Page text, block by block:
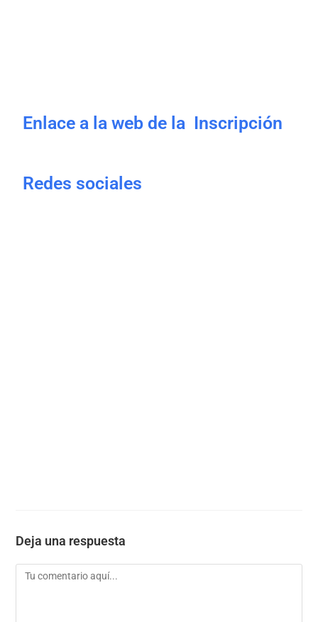
Enlace a la web de la Inscripción
Redes sociales
Deja una respuesta